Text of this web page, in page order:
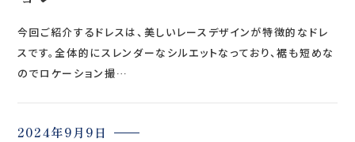
今回ご紹介するドレスは、美しいレースデザインが特徴的なドレ
スです。全体的にスレンダーなシルエットなっており、裾も短めな
のでロケーション撮…
2024年9月9日